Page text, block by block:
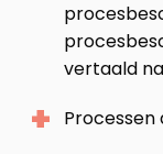
vertaald